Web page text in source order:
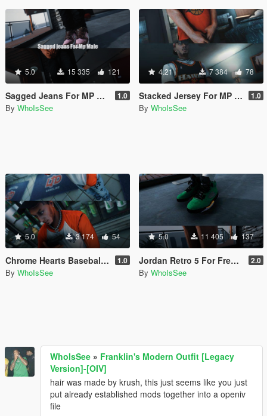
5.0 15 335 121
Sagged Jeans For MP Male 1.0
By WhoIsSee
4.21 7 384 78
Stacked Jersey For MP Male 1.0
By WhoIsSee
5.0 3 174 54
Chrome Hearts Baseball Shirts 1.0
By WhoIsSee
5.0 11 405 137
Jordan Retro 5 For Freemode Male & Female 2.0
By WhoIsSee
WhoIsSee » Franklin's Modern Outfit [Legacy
Version]-[OIV]
hair was made by krush, this just seems like you just
put already established mods together into a openiv
file